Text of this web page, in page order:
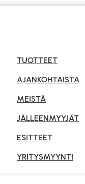
TUOTTEET
AJANKOHTAISTA
MEISTÄ
JÄLLEENMYYJÄT
ESITTEET
YRITYSMYYNTI